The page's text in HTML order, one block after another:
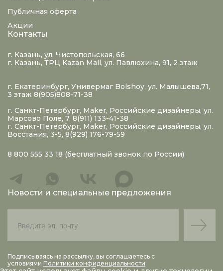
Публичная оферта
Акции
Контакты
г. Казань, ул. Чистопольская, 66
г. Казань, ТРЦ Kazan Mall, ул. Павлюхина, 91, 2 этаж
г. Екатеринбург, Универмаг Bolshoy, ул. Малышева,71,
3 этаж 8(905)808-71-38
г. Санкт-Петербург, Maker, Российские дизайнеры, ул.
Марсово Поле, 7, 8(911) 133-41-38
г. Санкт-Петербург, Maker, Российские дизайнеры, ул.
Восстания, 3-5, 8(929) 176-79-59
8 800 555 33 18 (бесплатный звонок по России)
Новости и специальные предложения
Подписываясь на рассылку, вы соглашаетесь с
условиями Политики конфиденциальности